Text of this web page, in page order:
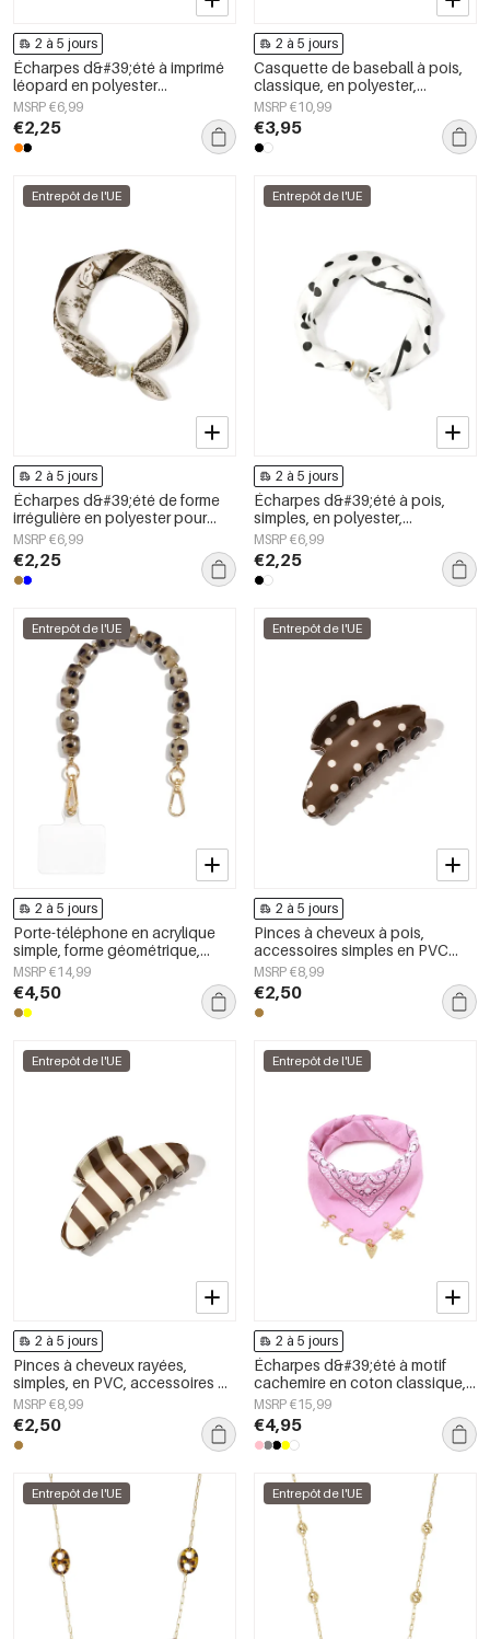
2 à 5 jours
Écharpes d&#39;été à imprimé
léopard en polyester
décontracté, accessoires du
quotidien
MSRP €6,99
€2,25
2 à 5 jours
Casquette de baseball à pois,
classique, en polyester,
accessoire du quotidien
MSRP €10,99
€3,95
Entrepôt de l'UE
2 à 5 jours
Écharpes d&#39;été de forme
irrégulière en polyester pour
tous les jours, accessoires du
quotidien
MSRP €6,99
€2,25
Entrepôt de l'UE
2 à 5 jours
Écharpes d&#39;été à pois,
simples, en polyester,
accessoires du quotidien
MSRP €6,99
€2,25
Entrepôt de l'UE
2 à 5 jours
Porte-téléphone en acrylique
simple, forme géométrique,
accessoire du quotidien
MSRP €14,99
€4,50
Entrepôt de l'UE
2 à 5 jours
Pinces à cheveux à pois,
accessoires simples en PVC
pour le quotidien
MSRP €8,99
€2,50
Entrepôt de l'UE
2 à 5 jours
Pinces à cheveux rayées,
simples, en PVC, accessoires du
quotidien
MSRP €8,99
€2,50
Entrepôt de l'UE
2 à 5 jours
Écharpes d&#39;été à motif
cachemire en coton classique,
accessoires du quotidien
MSRP €15,99
€4,95
Entrepôt de l'UE Entrepôt de l'UE